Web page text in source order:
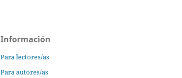
Información
Para lectores/as
Para autores/as